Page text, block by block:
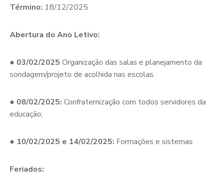
Término: 18/12/2025
Abertura do Ano Letivo:
● 03/02/2025 Organização das salas e planejamento da
sondagem/projeto de acolhida nas escolas.
● 08/02/2025: Confraternização com todos servidores da
educação;
● 10/02/2025 e 14/02/2025: Formações e sistemas
Feriados: